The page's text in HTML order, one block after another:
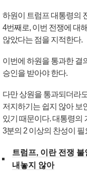
하원이 트럼프 대통령의
4번째로, 이번 전쟁에 대
않았다는 점을 지적한다.
이번에 하원을 통과한 결
승인을 받아야 한다.
다만 상원을 통과되더라
저지하기는 쉽지 않아 보
있기 때문이다. 대통령의
3분의 2 이상의 찬성이 필
트럼프, 이란 전쟁
내놓지 않아